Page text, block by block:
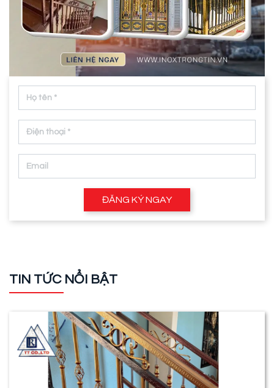
ĐĂNG KÝ NGAY
TIN TỨC NỔI BẬT